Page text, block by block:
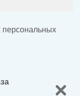
персональных